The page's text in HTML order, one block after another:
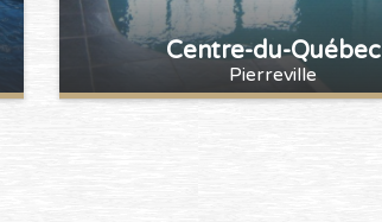
Centre-du-Québec
Pierreville